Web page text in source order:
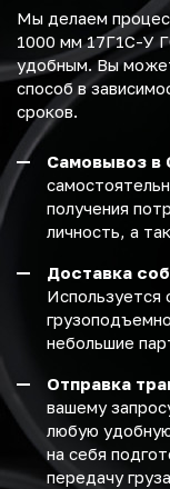
Мы делаем
1000 мм 17Г1С-У
удобным. Вы
способ в
сроков.
Самовывоз в
получения
личность, а
Доставка
Используется
небольшие
Отправка
вашему
любую
на себя
передачу